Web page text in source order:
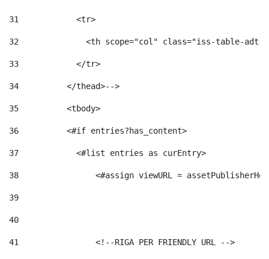
31
            <tr>
32
<th scope="col" class="iss-table-
33
            </tr>
34
          </thead>-->
35
          <tbody>
36
          <#if entries?has_content>
37
            <#list entries as curEntry>
38
<#assign viewURL =
39
40
41
                <!--RIGA PER FRIENDLY URL -->